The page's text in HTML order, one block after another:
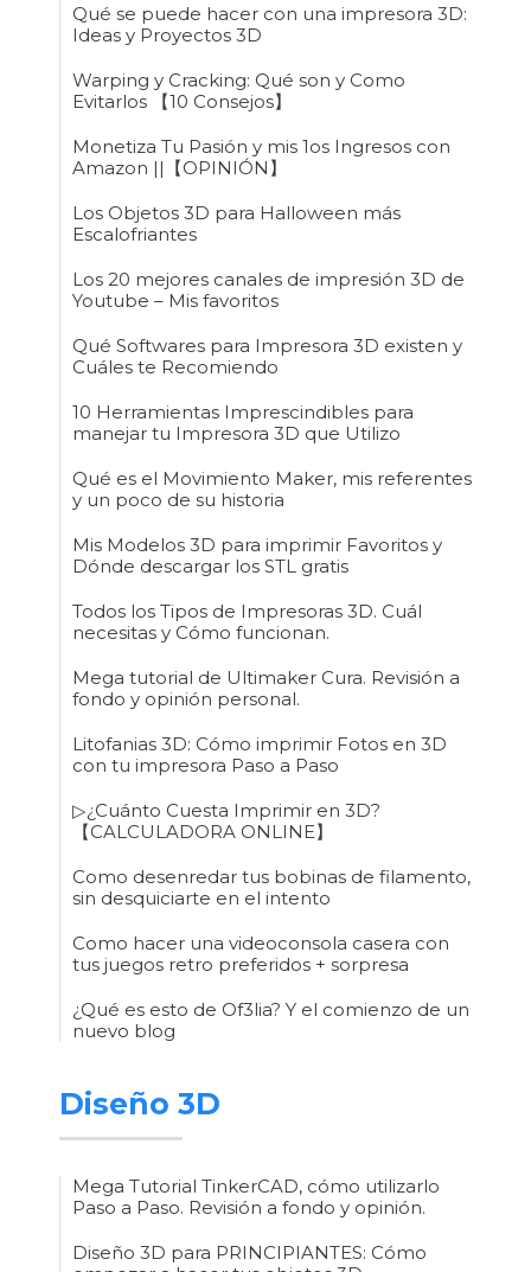
Qué se puede hacer con una impresora 3D:
Ideas y Proyectos 3D
Warping y Cracking: Qué son y Como
Evitarlos 【10 Consejos】
Monetiza Tu Pasión y mis 1os Ingresos con
Amazon ||【OPINIÓN】
Los Objetos 3D para Halloween más
Escalofriantes
Los 20 mejores canales de impresión 3D de
Youtube – Mis favoritos
Qué Softwares para Impresora 3D existen y
Cuáles te Recomiendo
10 Herramientas Imprescindibles para
manejar tu Impresora 3D que Utilizo
Qué es el Movimiento Maker, mis referentes
y un poco de su historia
Mis Modelos 3D para imprimir Favoritos y
Dónde descargar los STL gratis
Todos los Tipos de Impresoras 3D. Cuál
necesitas y Cómo funcionan.
Mega tutorial de Ultimaker Cura. Revisión a
fondo y opinión personal.
Litofanias 3D: Cómo imprimir Fotos en 3D
con tu impresora Paso a Paso
▷¿Cuánto Cuesta Imprimir en 3D?
【CALCULADORA ONLINE】
Como desenredar tus bobinas de filamento,
sin desquiciarte en el intento
Como hacer una videoconsola casera con
tus juegos retro preferidos + sorpresa
¿Qué es esto de Of3lia? Y el comienzo de un
nuevo blog
Diseño 3D
Mega Tutorial TinkerCAD, cómo utilizarlo
Paso a Paso. Revisión a fondo y opinión.
Diseño 3D para PRINCIPIANTES: Cómo